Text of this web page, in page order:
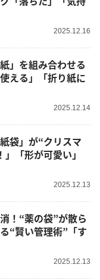
2025.12.16
」を組み合わせる
える」「折り紙に
2025.12.14
袋」が“クリスマ
「形が可愛い」
2025.12.13
！“薬の袋”が散ら
“賢い管理術”「す
2025.12.13